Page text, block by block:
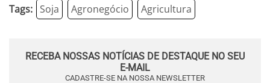
Tags: Soja Agronegócio Agricultura
RECEBA NOSSAS NOTÍCIAS DE DESTAQUE NO SEU
E-MAIL
CADASTRE-SE NA NOSSA NEWSLETTER